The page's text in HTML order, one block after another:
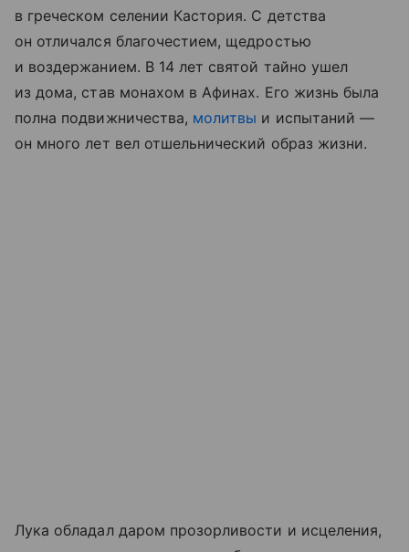
в греческом селении Кастория. С детства
он отличался благочестием, щедростью
и воздержанием. В 14 лет святой тайно ушел
из дома, став монахом в Афинах. Его жизнь была
полна подвижничества, молитвы и испытаний —
он много лет вел отшельнический образ жизни.
Лука обладал даром прозорливости и исцеления,